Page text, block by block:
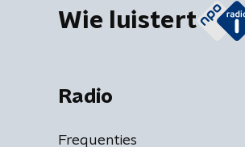
Wie luistert
Radio
Frequenties